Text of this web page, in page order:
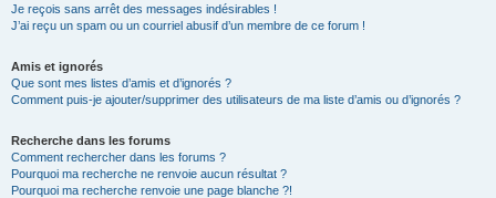
Je reçois sans arrêt des messages indésirables !
J’ai reçu un spam ou un courriel abusif d’un membre de ce forum !
Amis et ignorés
Que sont mes listes d’amis et d’ignorés ?
Comment puis-je ajouter/supprimer des utilisateurs de ma liste d’amis ou d’ignorés ?
Recherche dans les forums
Comment rechercher dans les forums ?
Pourquoi ma recherche ne renvoie aucun résultat ?
Pourquoi ma recherche renvoie une page blanche ?!